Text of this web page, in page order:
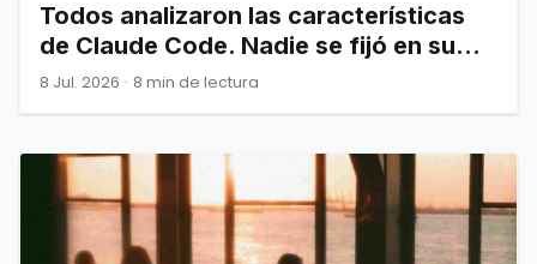
Todos analizaron las características
de Claude Code. Nadie se fijó en su
arquitectura.
8 Jul. 2026 · 8 min de lectura